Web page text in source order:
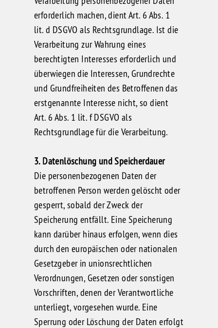
erforderlich machen, dient Art. 6 Abs. 1
lit. d DSGVO als Rechtsgrundlage. Ist die
Verarbeitung zur Wahrung eines
berechtigten Interesses erforderlich und
überwiegen die Interessen, Grundrechte
und Grundfreiheiten des Betroffenen das
erstgenannte Interesse nicht, so dient
Art. 6 Abs. 1 lit. f DSGVO als
Rechtsgrundlage für die Verarbeitung.
3. Datenlöschung und Speicherdauer
Die personenbezogenen Daten der
betroffenen Person werden gelöscht oder
gesperrt, sobald der Zweck der
Speicherung entfällt. Eine Speicherung
kann darüber hinaus erfolgen, wenn dies
durch den europäischen oder nationalen
Gesetzgeber in unionsrechtlichen
Verordnungen, Gesetzen oder sonstigen
Vorschriften, denen der Verantwortliche
unterliegt, vorgesehen wurde. Eine
Sperrung oder Löschung der Daten erfolgt